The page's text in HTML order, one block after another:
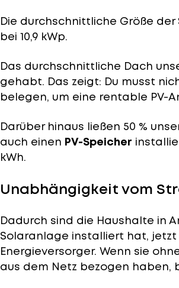
Die durchschnittliche Größe
bei 10,9 kWp.
Das durchschnittliche Dach
gehabt. Das zeigt: Du musst
belegen, um eine rentable PV-
Darüber hinaus ließen 50 %
auch einen PV-Speicher
kWh.
Unabhängigkeit vom
Dadurch sind die Haushalte in
Solaranlage installiert hat,
Energieversorger. Wenn sie
aus dem Netz bezogen haben,